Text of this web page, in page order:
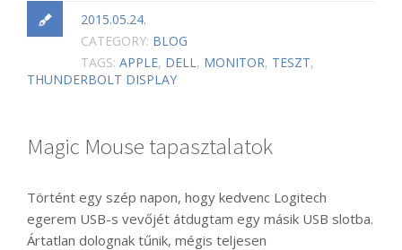
2015.05.24.
CATEGORY: BLOG
TAGS: APPLE, DELL, MONITOR, TESZT,
THUNDERBOLT DISPLAY
Magic Mouse tapasztalatok
Történt egy szép napon, hogy kedvenc Logitech
egerem USB-s vevőjét átdugtam egy másik USB slotba.
Ártatlan dolognak tűnik, mégis teljesen